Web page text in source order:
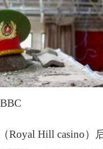
Royal Hill casino）